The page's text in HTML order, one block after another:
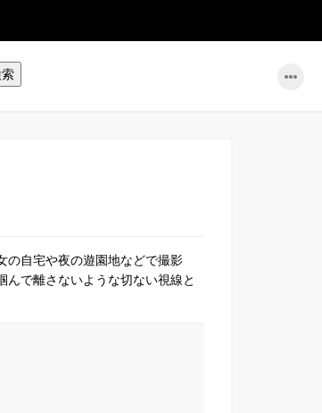
の自宅や夜の遊園地などで撮影
んで離さないような切ない視線と